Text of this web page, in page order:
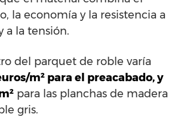
la economía y la resistencia a
a la tensión.
del parquet de roble varía
m² para el preacabado, y
para las planchas de madera
gris.